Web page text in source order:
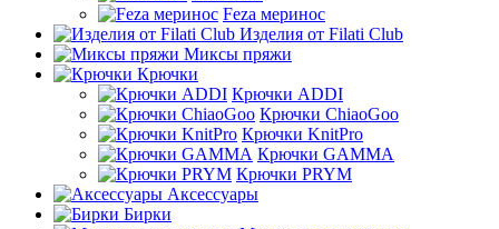
Feza меринос
Изделия от Filati Club
Миксы пряжи
Крючки
Крючки ADDI
Крючки ChiaoGoo
Крючки KnitPro
Крючки GAMMA
Крючки PRYM
Аксессуары
Бирки